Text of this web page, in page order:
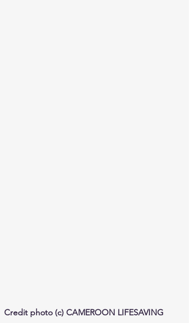
Credit photo (c) CAMEROON LIFESAVING